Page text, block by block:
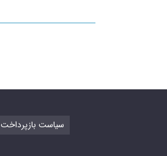
Refund Policy سیاست بازپرداخت